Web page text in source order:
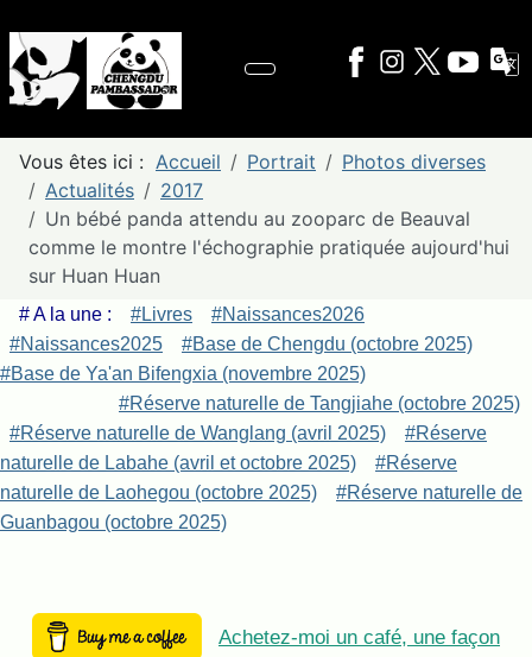
Vous êtes ici : Accueil Portrait
Photos diverses
Actualités
2017
Un bébé panda attendu au zooparc de Beauval
comme le montre l'échographie pratiquée aujourd'hui
sur Huan Huan
# A la une : #Livres
#Naissances2026
#Naissances2025
#Base de Chengdu (octobre 2025)
#Base de Ya'an Bifengxia (novembre 2025)
#Réserve naturelle de Tangjiahe (octobre 2025)
#Réserve naturelle de Wanglang (avril 2025)
#Réserve
naturelle de Labahe (avril et octobre 2025)
#Réserve
naturelle de Laohegou (octobre 2025)
#Réserve naturelle de
Guanbagou (octobre 2025)
Achetez-moi un café, une façon